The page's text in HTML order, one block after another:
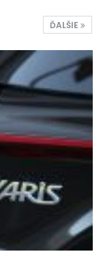
ĎALŠIE